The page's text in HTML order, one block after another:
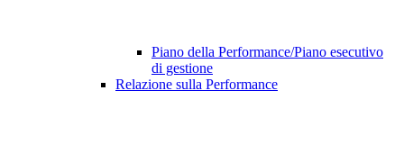
Piano della Performance/Piano esecutivo
di gestione
Relazione sulla Performance